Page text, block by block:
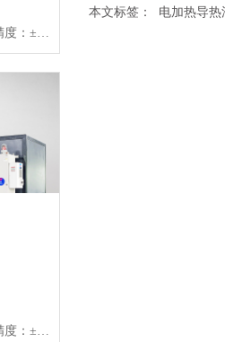
本文标签： 电加热导热
温度范围：50-300℃控温精度：±1℃加热功率：100-2000kW控制类型：固态继电器/可控硅